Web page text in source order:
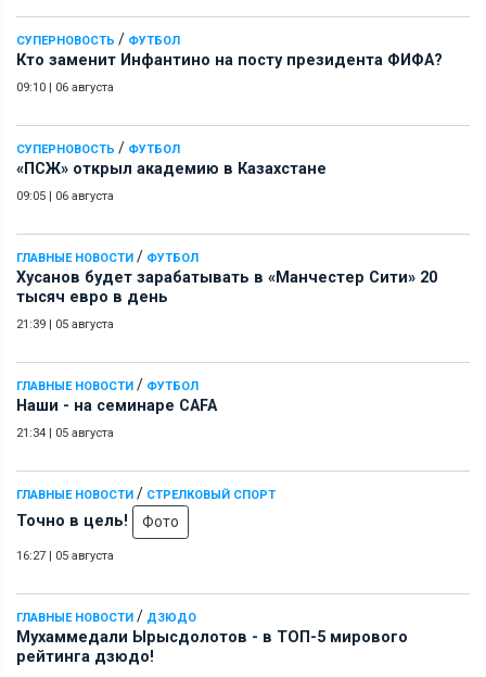
СУПЕРНОВОСТЬ / ФУТБОЛ
Кто заменит Инфантино на посту президента ФИФА?
09:10 | 06 августа
СУПЕРНОВОСТЬ / ФУТБОЛ
«ПСЖ» открыл академию в Казахстане
09:05 | 06 августа
ГЛАВНЫЕ НОВОСТИ / ФУТБОЛ
Хусанов будет зарабатывать в «Манчестер Сити» 20
тысяч евро в день
21:39 | 05 августа
ГЛАВНЫЕ НОВОСТИ / ФУТБОЛ
Наши - на семинаре СAFA
21:34 | 05 августа
ГЛАВНЫЕ НОВОСТИ / СТРЕЛКОВЫЙ СПОРТ
Точно в цель! Фото
16:27 | 05 августа
ГЛАВНЫЕ НОВОСТИ / ДЗЮДО
Мухаммедали Ырысдолотов - в ТОП-5 мирового
рейтинга дзюдо!